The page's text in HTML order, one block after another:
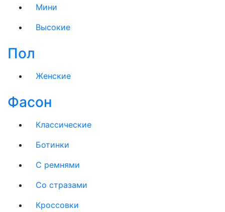
Мини
Высокие
Пол
Женские
Фасон
Классические
Ботинки
С ремнями
Со стразами
Кроссовки